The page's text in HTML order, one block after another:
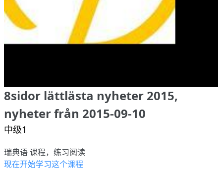
8sidor lättlästa nyheter 2015,
nyheter från 2015-09-10
中级1
瑞典语 课程，练习阅读
现在开始学习这个课程